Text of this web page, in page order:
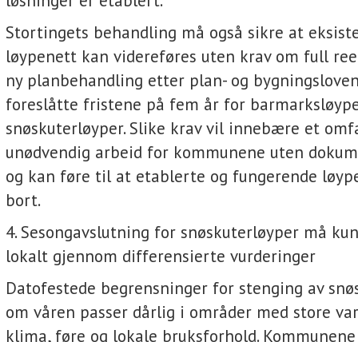
Stortingets behandling må også sikre at
løypenett kan videreføres uten krav om full
ny planbehandling etter plan- og
foreslåtte fristene på fem år for
snøskuterløyper. Slike krav vil innebære et
unødvendig arbeid for kommunene uten
og kan føre til at etablerte og fungerende
bort.
4. Sesongavslutning for snøskuterløyper må
lokalt gjennom differensierte vurderinger
Datofestede begrensninger for stenging av
om våren passer dårlig i områder med store
klima, føre og lokale bruksforhold.